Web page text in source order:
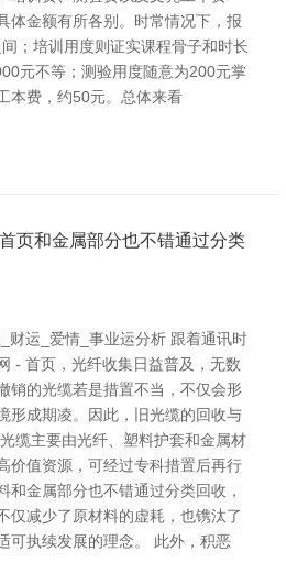
体金额有所各别。时常情况下，报
；培训用度则证实课程骨子和时长
元不等；测验用度随意为200元掌
本费，约50元。总体来看
页和金属部分也不错通过分类
财运_爱情_事业运分析 跟着通讯时
- 首页，光纤收集日益普及，无数
销的光缆若是措置不当，不仅会形
形成期凌。因此，旧光缆的回收与
缆主要由光纤、塑料护套和金属材
价值资源，可经过专科措置后再行
和金属部分也不错通过分类回收，
仅减少了原材料的虚耗，也镌汰了
可执续发展的理念。 此外，积恶